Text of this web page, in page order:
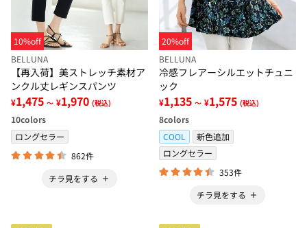
10%off
BELLUNA
【再入荷】美ストレッチ素材ア
ンクル丈レギンスパンツ
¥1,475 ～ ¥1,970 (税込)
10colors
ロングセラー
862件
チラ見をする
20%off
BELLUNA
冷感フレアーシルエットチュニ
ック
¥1,135 ～ ¥1,575 (税込)
8colors
COOL
新色追加
ロングセラー
353件
チラ見をする